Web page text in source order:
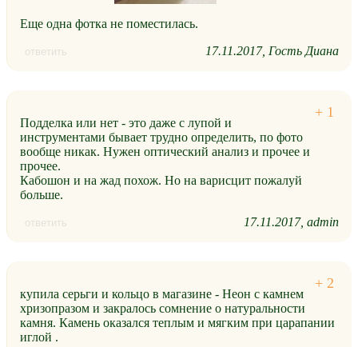
Еще одна фотка не поместилась.
ответить 17.11.2017 Гость Диана
Подделка или нет - это даже с лупой и
инструментами бывает трудно определить, по фото
вообще никак. Нужен оптический анализ и прочее и
прочее.
Кабошон и на жад похож. Но на варисцит пожалуй
больше.
ответить 17.11.2017 admin
купила серьги и кольцо в магазине - Неон с камнем
хризопразом и закралось сомнение о натуральности
камня. Камень оказался теплым и мягким при царапании
иглой .